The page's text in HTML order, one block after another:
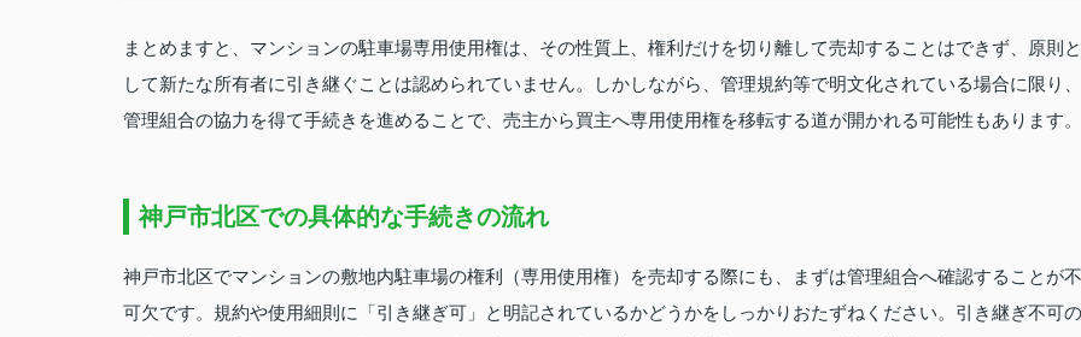
まとめますと、マンションの駐車場専用使用権は、その性質上、権利だけを切り離して売却することはできず、原則と
して新たな所有者に引き継ぐことは認められていません。しかしながら、管理規約等で明文化されている場合に限り、
管理組合の協力を得て手続きを進めることで、売主から買主へ専用使用権を移転する道が開かれる可能性もあります。
神戸市北区での具体的な手続きの流れ
神戸市北区でマンションの敷地内駐車場の権利（専用使用権）を売却する際にも、まずは管理組合へ確認することが不
可欠です。規約や使用細則に「引き継ぎ可」と明記されているかどうかをしっかりおたずねください。引き継ぎ不可の